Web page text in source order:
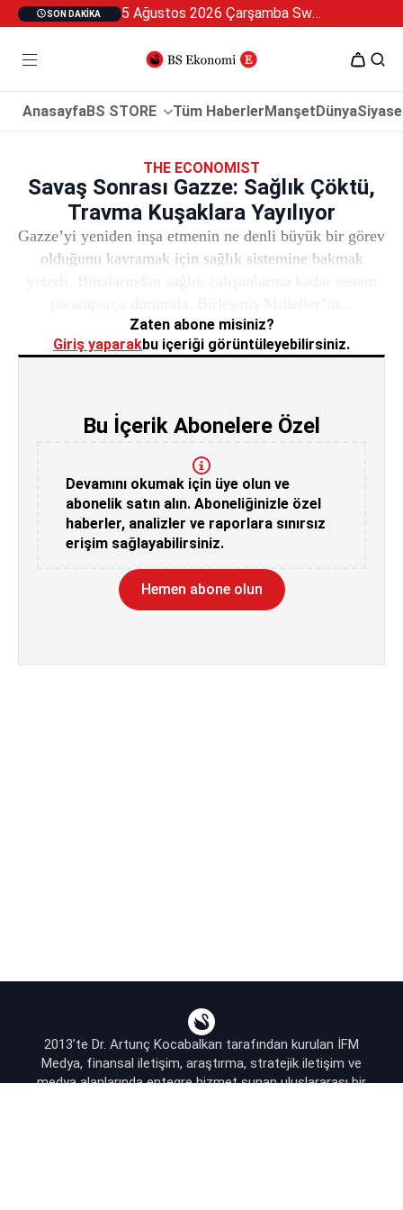
SON DAKIKA 5 Ağustos 2026 Çarşamba Swan Özel 2
AnasayfaBS STORE Tüm HaberlerManşetDünya
THE ECONOMIST
Savaş Sonrası Gazze: Sağlık Çöktü,
Travma Kuşaklara Yayılıyor
Gazze’yi yeniden inşa etmenin ne denli büyük bir görev
olduğunu kavramak için sağlık sistemine bakmak
Zaten abone misiniz?
Giriş yaparakbu içeriği görüntüleyebilirsiniz.
Bu İçerik Abonelere Özel
Devamını okumak için üye olun ve
abonelik satın alın. Aboneliğinizle özel
haberler, analizler ve raporlara sınırsız
erişim sağlayabilirsiniz.
Hemen abone olun
2013’te Dr. Artunç Kocabalkan tarafından kurulan İFM
Medya, finansal iletişim, araştırma, stratejik iletişim ve
medya alanlarında entegre hizmet sunan uluslararası bir